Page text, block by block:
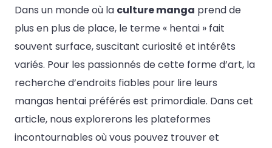
Dans un monde où la culture manga prend de
plus en plus de place, le terme « hentai » fait
souvent surface, suscitant curiosité et intérêts
variés. Pour les passionnés de cette forme d’art, la
recherche d’endroits fiables pour lire leurs
mangas hentai préférés est primordiale. Dans cet
article, nous explorerons les plateformes
incontournables où vous pouvez trouver et